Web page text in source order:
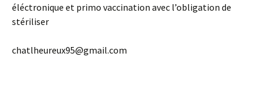
éléctronique et primo vaccination avec l’obligation de
stériliser
chatlheureux95@gmail.com